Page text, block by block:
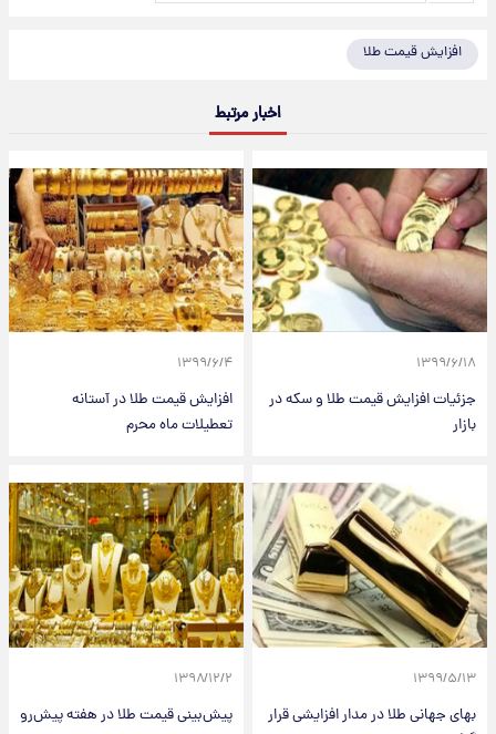
افزایش قیمت طلا
اخبار مرتبط
۱۳۹۹/۶/۱۸
جزئیات افزایش قیمت طلا و سکه در
بازار
۱۳۹۹/۶/۴
افزایش قیمت طلا در آستانه
تعطیلات ماه محرم
۱۳۹۹/۵/۱۳
بهای جهانی طلا در مدار افزایشی قرار
۱۳۹۸/۱۲/۲
پیش‌بینی قیمت طلا در هفته پیش‌رو